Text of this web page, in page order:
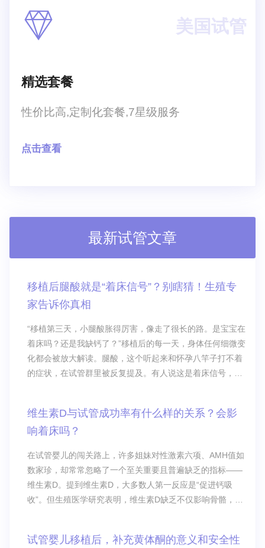
美国试管
精选套餐
性价比高,定制化套餐,7星级服务
点击查看
最新试管文章
移植后腿酸就是“着床信号”？别瞎猜！生殖专
家告诉你真相
“移植第三天，小腿酸胀得厉害，像走了很长的路。是宝宝在
着床吗？还是我缺钙了？”移植后的每一天，身体任何细微变
化都会被放大解读。腿酸，这个听起来和怀孕八竿子打不着
的症状，在试管群里被反复提及。有人说这是着床信号，有
维生素D与试管成功率有什么样的关系？会影
响着床吗？
在试管婴儿的闯关路上，许多姐妹对性激素六项、AMH值如
数家珍，却常常忽略了一个至关重要且普遍缺乏的指标——
维生素D。提到维生素D，大多数人第一反应是“促进钙吸
收”。但生殖医学研究表明，维生素D缺乏不仅影响骨骼，更
试管婴儿移植后，补充黄体酮的意义和安全性